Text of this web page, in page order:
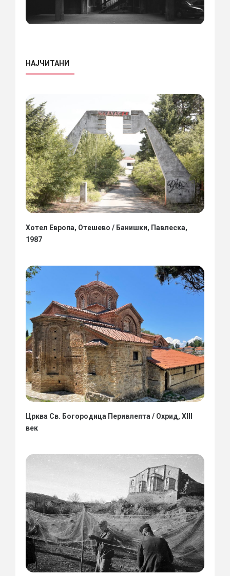
НАЈЧИТАНИ
Хотел Европа, Отешево / Банишки, Павлеска,
1987
Црква Св. Богородица Перивлепта / Охрид, XIII
век